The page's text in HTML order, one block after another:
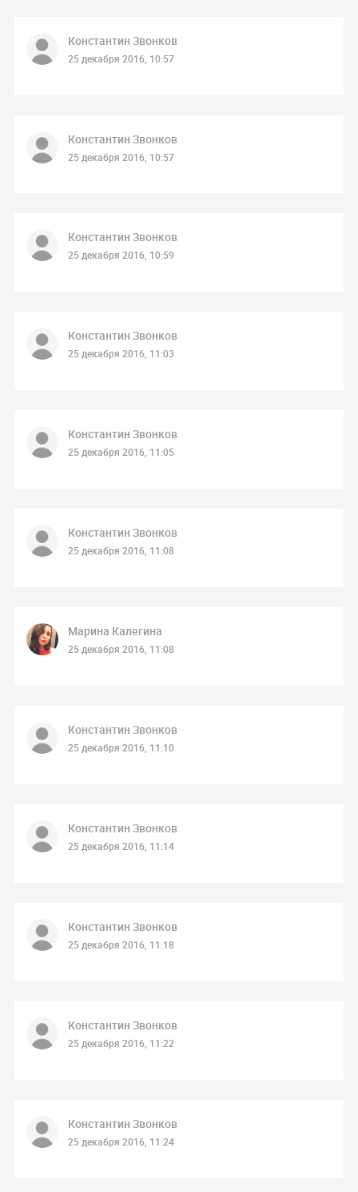
Константин Звонков
25 декабря 2016, 10:57
Константин Звонков
25 декабря 2016, 10:57
Константин Звонков
25 декабря 2016, 10:59
Константин Звонков
25 декабря 2016, 11:03
Константин Звонков
25 декабря 2016, 11:05
Константин Звонков
25 декабря 2016, 11:08
Марина Калегина
25 декабря 2016, 11:08
Константин Звонков
25 декабря 2016, 11:10
Константин Звонков
25 декабря 2016, 11:14
Константин Звонков
25 декабря 2016, 11:18
Константин Звонков
25 декабря 2016, 11:22
Константин Звонков
25 декабря 2016, 11:24